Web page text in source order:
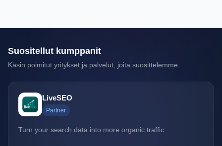
Suositellut kumppanit
Käsin poimitut yritykset ja palvelut, joita suosittelemme.
LiveSEO
Partner
Turn your search data into more organic traffic